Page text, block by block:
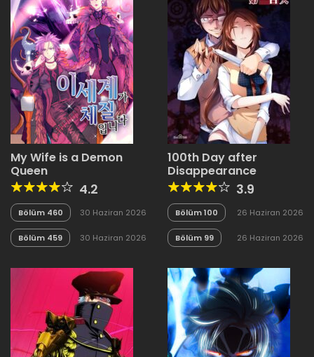
My Wife is a Demon
Queen
4.2
Bölüm 460 30 Haziran 2026
Bölüm 459 30 Haziran 2026
100th Day after
Disappearance
3.9
Bölüm 100 26 Haziran 2026
Bölüm 99 26 Haziran 2026